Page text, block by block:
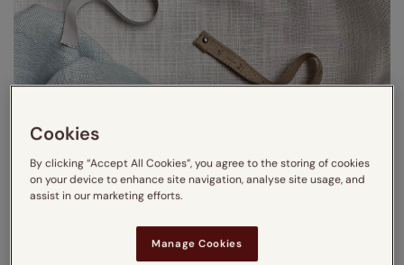
Cookies
By clicking “Accept All Cookies”, you agree to the storing of cookies
on your device to enhance site navigation, analyse site usage, and
assist in our marketing efforts.
Manage Cookies